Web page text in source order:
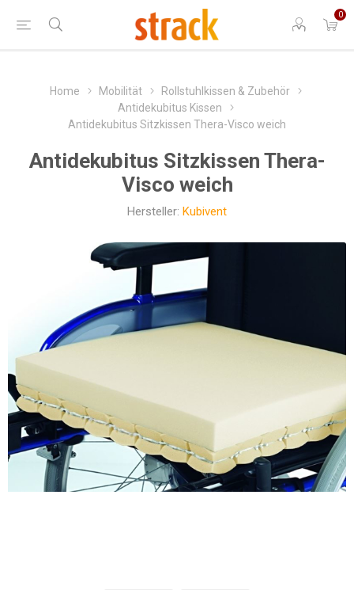
0
Home Mobilität
Rollstuhlkissen & Zubehör
Antidekubitus Kissen
Antidekubitus Sitzkissen Thera-Visco weich
Antidekubitus Sitzkissen Thera-
Visco weich
Hersteller: Kubivent